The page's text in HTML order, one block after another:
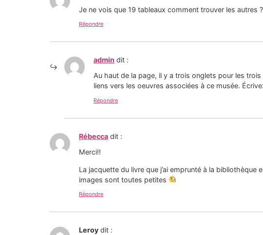
Je ne vois que 19 tableaux comment trouver les autres
Répondre
admin dit :
Au haut de la page, il y a trois onglets pour les
liens vers les oeuvres associées à ce musée.
Répondre
Rébecca dit :
Merci!!
La jacquette du livre que j’ai emprunté à la bibliothèque
images sont toutes petites
Répondre
Leroy dit :